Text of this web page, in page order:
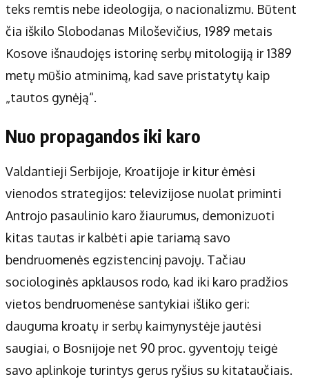
teks remtis nebe ideologija, o nacionalizmu. Būtent
čia iškilo Slobodanas Miloševičius, 1989 metais
Kosove išnaudojęs istorinę serbų mitologiją ir 1389
metų mūšio atminimą, kad save pristatytų kaip
„tautos gynėją“.
Nuo propagandos iki karo
Valdantieji Serbijoje, Kroatijoje ir kitur ėmėsi
vienodos strategijos: televizijose nuolat priminti
Antrojo pasaulinio karo žiaurumus, demonizuoti
kitas tautas ir kalbėti apie tariamą savo
bendruomenės egzistencinį pavojų. Tačiau
sociologinės apklausos rodo, kad iki karo pradžios
vietos bendruomenėse santykiai išliko geri:
dauguma kroatų ir serbų kaimynystėje jautėsi
saugiai, o Bosnijoje net 90 proc. gyventojų teigė
savo aplinkoje turintys gerus ryšius su kitataučiais.